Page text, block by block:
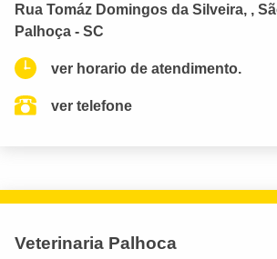
Rua Tomáz Domingos da Silveira, ,
Palhoça - SC
ver horario de atendimento.
ver telefone
Veterinaria Palhoca